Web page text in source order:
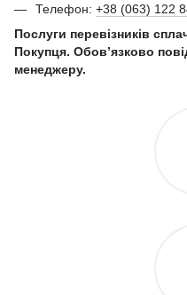
Телефон: +38 (063) 122
Послуги перевізників
Покупця. Обов’язково
менеджеру.